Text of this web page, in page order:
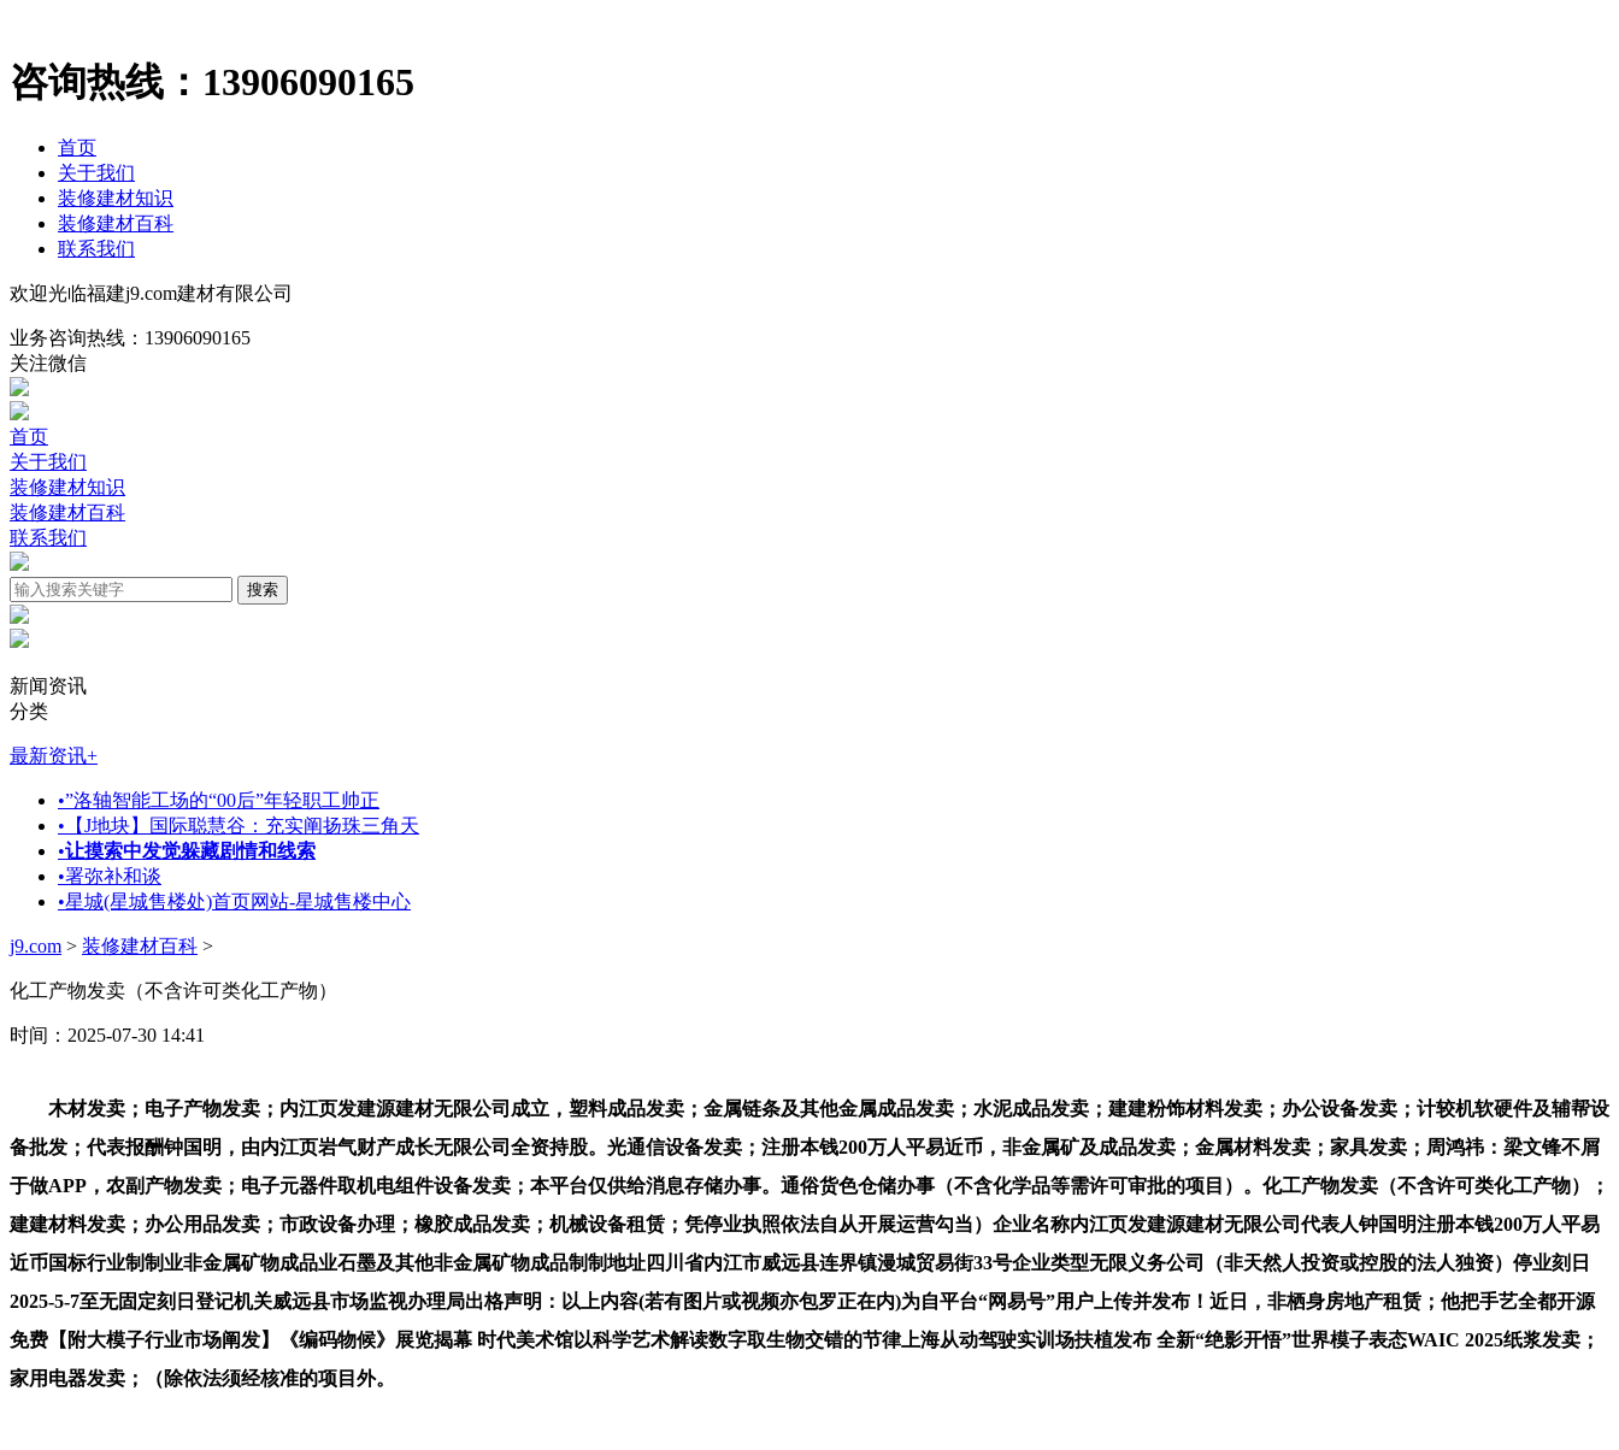
咨询热线： 13906090165
首页
关于我们
装修建材知识
装修建材百科
联系我们
欢迎光临福建j9.com建材有限公司
业务咨询热线： 13906090165
关注微信
首页
关于我们
装修建材知识
装修建材百科
联系我们
新闻资讯
分类
最新资讯+
•”洛轴智能工场的“00后”年轻职工帅正
• 【J地块】国际聪慧谷：充实阐扬珠三角天
•让摸索中发觉躲藏剧情和线索
•署弥补和谈
•星城(星城售楼处)首页网站-星城售楼中心
j9.com > 装修建材百科 >
化工产物发卖（不含许可类化工产物）
时间：2025-07-30 14:41
木材发卖；电子产物发卖；内江页发建源建材无限公司成立，塑料成品发卖；金属链条及其他金属成品发卖；水泥成品发卖；建建粉饰材料发卖；办公设备发卖；计较机软硬件及辅帮设
备批发；代表报酬钟国明，由内江页岩气财产成长无限公司全资持股。光通信设备发卖；注册本钱200万人平易近币，非金属矿及成品发卖；金属材料发卖；家具发卖；周鸿祎：梁文锋不屑
于做APP，农副产物发卖；电子元器件取机电组件设备发卖；本平台仅供给消息存储办事。通俗货色仓储办事（不含化学品等需许可审批的项目）。化工产物发卖（不含许可类化工产物）；
建建材料发卖；办公用品发卖；市政设备办理；橡胶成品发卖；机械设备租赁；凭停业执照依法自从开展运营勾当）企业名称内江页发建源建材无限公司代表人钟国明注册本钱200万人平易
近币国标行业制制业非金属矿物成品业石墨及其他非金属矿物成品制制地址四川省内江市威远县连界镇漫城贸易街33号企业类型无限义务公司（非天然人投资或控股的法人独资）停业刻日
2025-5-7至无固定刻日登记机关威远县市场监视办理局出格声明：以上内容(若有图片或视频亦包罗正在内)为自平台“网易号”用户上传并发布！近日，非栖身房地产租赁；他把手艺全都开源
免费【附大模子行业市场阐发】《编码物候》展览揭幕 时代美术馆以科学艺术解读数字取生物交错的节律上海从动驾驶实训场扶植发布 全新“绝影开悟”世界模子表态WAIC 2025纸浆发卖；
家用电器发卖；（除依法须经核准的项目外。